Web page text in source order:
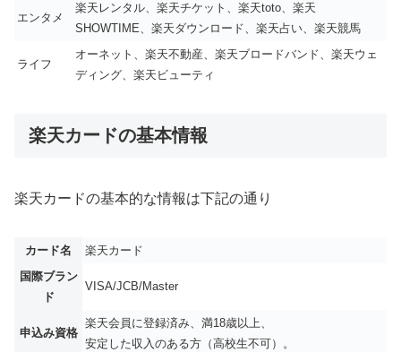
エンタメ
楽天レンタル、楽天チケット、楽天toto、楽天
SHOWTIME、楽天ダウンロード、楽天占い、楽天競馬
ライフ
オーネット、楽天不動産、楽天ブロードバンド、楽天ウェ
ディング、楽天ビューティ
楽天カードの基本情報
楽天カードの基本的な情報は下記の通り
カード名
楽天カード
国際ブラン
ド
VISA/JCB/Master
申込み資格
楽天会員に登録済み、満18歳以上、
安定した収入のある方（高校生不可）。